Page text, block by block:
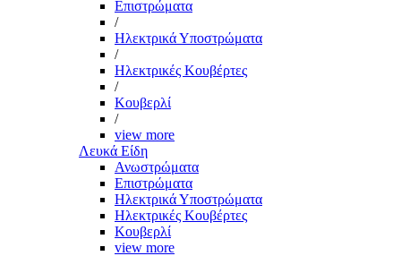
Επιστρώματα
/
Ηλεκτρικά Υποστρώματα
/
Ηλεκτρικές Κουβέρτες
/
Κουβερλί
/
view more
Λευκά Είδη
Ανωστρώματα
Επιστρώματα
Ηλεκτρικά Υποστρώματα
Ηλεκτρικές Κουβέρτες
Κουβερλί
view more